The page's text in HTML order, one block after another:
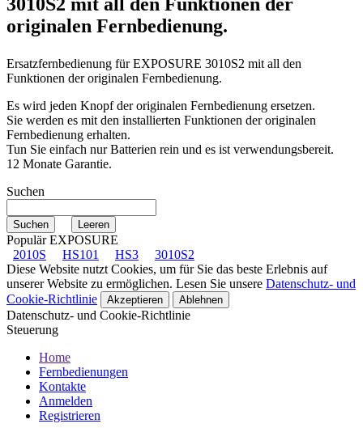
originalen Fernbedienung.
Ersatzfernbedienung fürEXPOSURE 3010S2 mit all den
Funktionen der originalen Fernbedienung.
Es wird jeden Knopf der originalen Fernbedienung ersetzen.
Sie werden es mit den installierten Funktionen der originalen
Fernbedienung erhalten.
Tun Sie einfach nur Batterien rein und es ist verwendungsbereit.
12 Monate Garantie.
Suchen
Populär EXPOSURE
2010S
HS101 HS3
3010S2
Diese Website nutzt Cookies, um für Sie das beste Erlebnis auf
unserer Website zu ermöglichen. Lesen Sie unsere Datenschutz- und
Cookie-Richtlinie
Akzeptieren Ablehnen
Datenschutz- und Cookie-Richtlinie
Steuerung
Home
Fernbedienungen
Kontakte
Anmelden
Registrieren